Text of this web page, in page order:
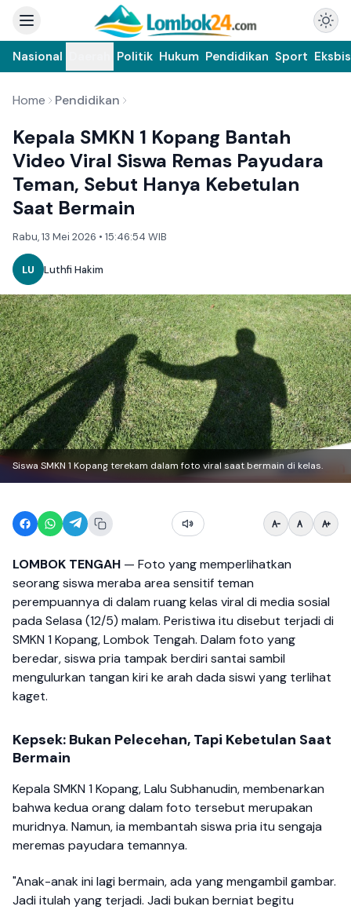
Nasional Politik Hukum Pendidikan Sport Eksbis
Home Pendidikan
Kepala SMKN 1 Kopang Bantah
Video Viral Siswa Remas Payudara
Teman, Sebut Hanya Kebetulan
Saat Bermain
Rabu, 13 Mei 2026 • 15:46:54 WIB
LU Luthfi Hakim
Siswa SMKN 1 Kopang terekam dalam foto viral saat bermain di kelas.
LOMBOK TENGAH — Foto yang memperlihatkan
seorang siswa meraba area sensitif teman
perempuannya di dalam ruang kelas viral di media sosial
pada Selasa (12/5) malam. Peristiwa itu disebut terjadi di
SMKN 1 Kopang, Lombok Tengah. Dalam foto yang
beredar, siswa pria tampak berdiri santai sambil
mengulurkan tangan kiri ke arah dada siswi yang terlihat
kaget.
Kepsek: Bukan Pelecehan, Tapi Kebetulan Saat
Bermain
Kepala SMKN 1 Kopang, Lalu Subhanudin, membenarkan
bahwa kedua orang dalam foto tersebut merupakan
muridnya. Namun, ia membantah siswa pria itu sengaja
meremas payudara temannya.
"Anak-anak ini lagi bermain, ada yang mengambil gambar.
Jadi itulah yang terjadi. Jadi bukan berniat begitu